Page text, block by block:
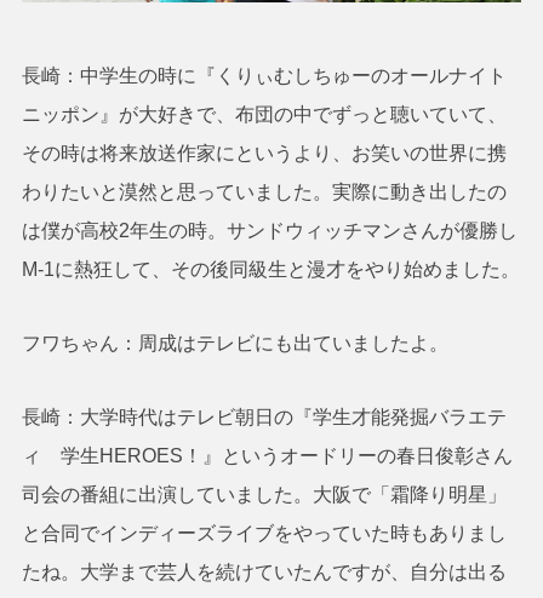
長崎：中学生の時に『くりぃむしちゅーのオールナイト
ニッポン』が大好きで、布団の中でずっと聴いていて、
その時は将来放送作家にというより、お笑いの世界に携
わりたいと漠然と思っていました。実際に動き出したの
は僕が高校2年生の時。サンドウィッチマンさんが優勝し
M-1に熱狂して、その後同級生と漫才をやり始めました。
フワちゃん：周成はテレビにも出ていましたよ。
長崎：大学時代はテレビ朝日の『学生才能発掘バラエテ
ィ 学生HEROES！』というオードリーの春日俊彰さん
司会の番組に出演していました。大阪で「霜降り明星」
と合同でインディーズライブをやっていた時もありまし
たね。大学まで芸人を続けていたんですが、自分は出る